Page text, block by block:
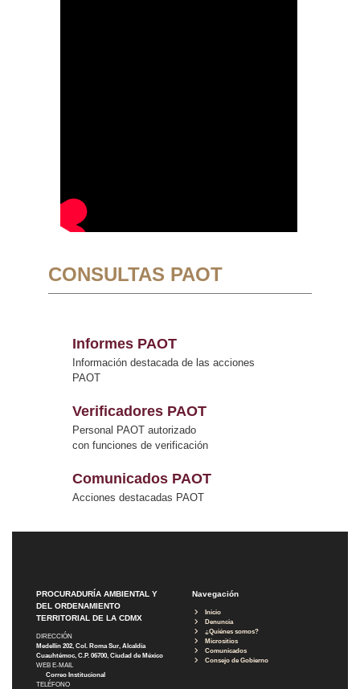
CONSULTAS PAOT
Informes PAOT
Información destacada de las acciones
PAOT
Verificadores PAOT
Personal PAOT autorizado
con funciones de verificación
Comunicados PAOT
Acciones destacadas PAOT
PROCURADURÍA AMBIENTAL Y
DEL ORDENAMIENTO
TERRITORIAL DE LA CDMX
DIRECCIÓN
Medellín 202, Col. Roma Sur, Alcaldía
Cuauhtémoc, C.P. 06700, Ciudad de México
WEB E-MAIL
Correo Institucional
TELÉFONO
Navegación
Inicio
Denuncia
¿Quiénes somos?
Micrositios
Comunicados
Consejo de Gobierno